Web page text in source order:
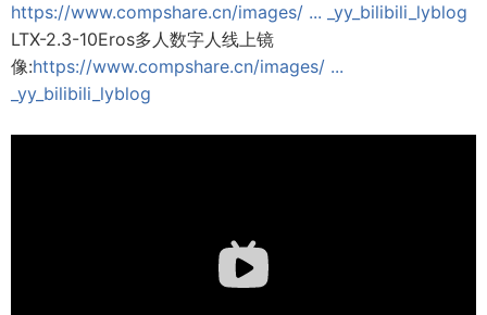
https://www.compshare.cn/images/ ... _yy_bilibili_lyblog
LTX-2.3-10Eros多人数字人线上镜
像:https://www.compshare.cn/images/ ...
_yy_bilibili_lyblog